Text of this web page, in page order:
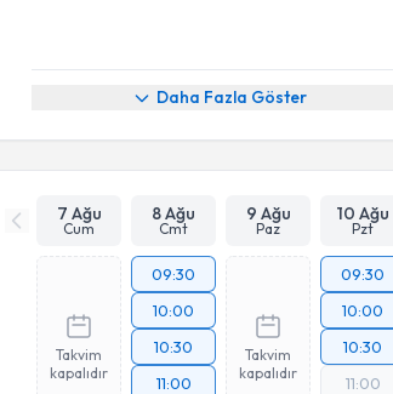
Daha Fazla Göster
7 Ağu
Cum
8 Ağu
Cmt
9 Ağu
Paz
10 Ağu
Pzt
Takvim
kapalıdır
09:30
10:00
10:30
11:00
Takvim
kapalıdır
09:30
10:00
10:30
11:00